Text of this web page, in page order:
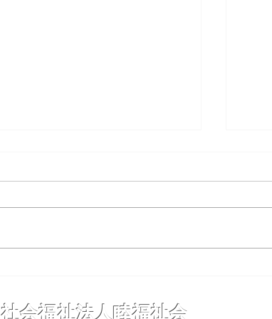
コド
社会福祉法人睦福祉会